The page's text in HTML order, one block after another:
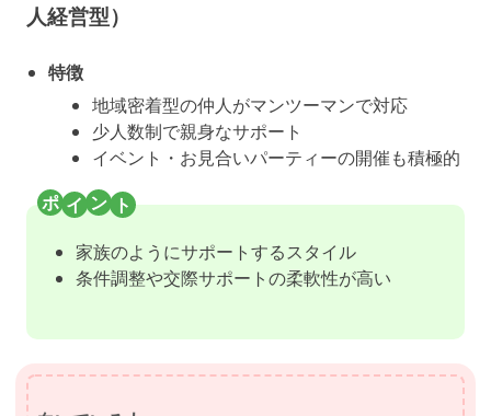
人経営型）
特徴
地域密着型の仲人がマンツーマンで対応
少人数制で親身なサポート
イベント・お見合いパーティーの開催も積極的
家族のようにサポートするスタイル
条件調整や交際サポートの柔軟性が高い